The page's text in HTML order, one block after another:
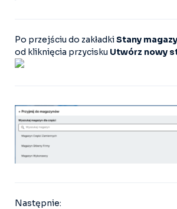
Po przejściu do zakładkiStany
od kliknięcia przycisku Utwórz nowy
Następnie: